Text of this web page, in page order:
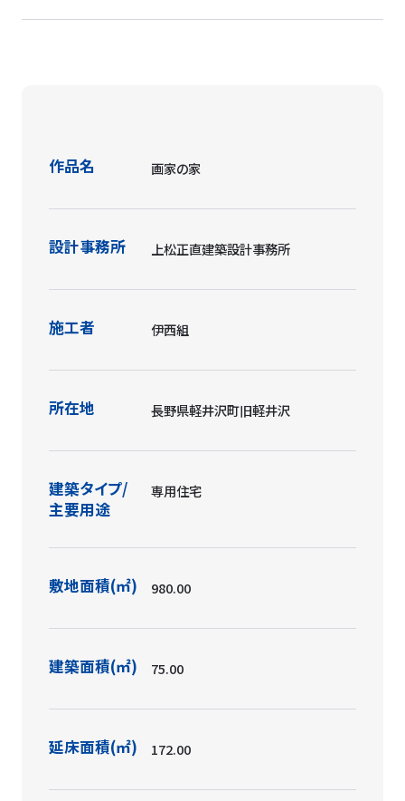
作品名 画家の家
設計事務所 上松正直建築設計事務所
施工者 伊西組
所在地 長野県軽井沢町旧軽井沢
建築タイプ/
主要用途
専用住宅
敷地面積(㎡) 980.00
建築面積(㎡) 75.00
延床面積(㎡) 172.00